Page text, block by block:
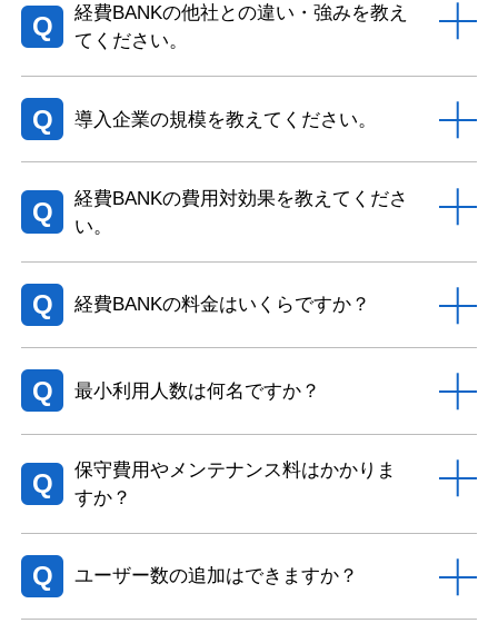
Q
経費BANKの他社との違い・強みを教え
てください。
Q 導入企業の規模を教えてください。
Q
経費BANKの費用対効果を教えてくださ
い。
Q 経費BANKの料金はいくらですか？
Q 最小利用人数は何名ですか？
Q
保守費用やメンテナンス料はかかりま
すか？
Q ユーザー数の追加はできますか？